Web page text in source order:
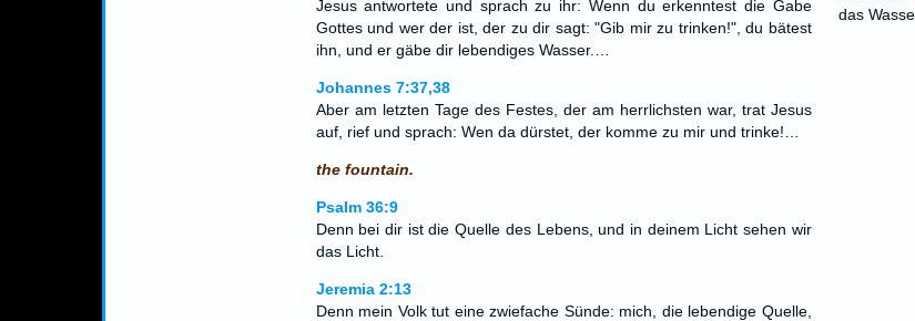
Jesus antwortete und sprach zu ihr: Wenn du erkenntest die Gabe
Gottes und wer der ist, der zu dir sagt: "Gib mir zu trinken!", du bätest
ihn, und er gäbe dir lebendiges Wasser.…
Johannes 7:37,38
Aber am letzten Tage des Festes, der am herrlichsten war, trat Jesus
auf, rief und sprach: Wen da dürstet, der komme zu mir und trinke!…
the fountain.
Psalm 36:9
Denn bei dir ist die Quelle des Lebens, und in deinem Licht sehen wir
das Licht.
Jeremia 2:13
Denn mein Volk tut eine zwiefache Sünde: mich, die lebendige Quelle,
das